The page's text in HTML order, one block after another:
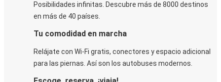
Posibilidades infinitas. Descubre más de 8000 destinos
en más de 40 países.
Tu comodidad en marcha
Relájate con Wi-Fi gratis, conectores y espacio adicional
para las piernas. Así son los autobuses modernos.